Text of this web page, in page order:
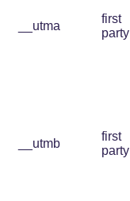
__utma
first
party
__utmb
first
party